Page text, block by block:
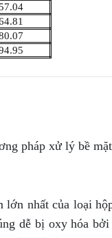
pháp xử lý bề
lớn nhất của loại
dễ bị oxy hóa